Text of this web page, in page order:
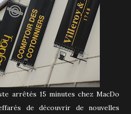
arrêtés 15 minutes chez MacDo
de découvrir de nouvelles